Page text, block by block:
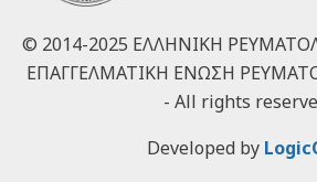
© 2014-2025 ΕΛΛΗΝΙΚΗ
ΕΠΑΓΓΕΛΜΑΤΙΚΗ ΕΝΩΣΗ
- All rights
Developed by